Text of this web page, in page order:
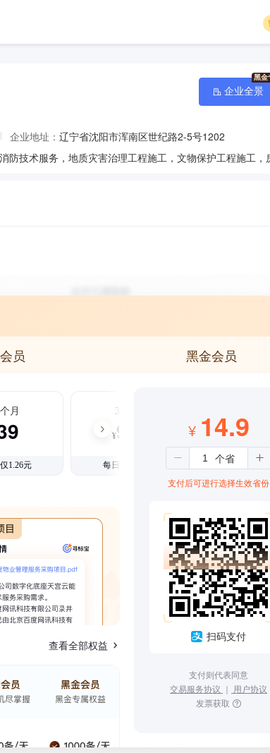
企业地址： 辽宁省沈阳市浑南区世纪路2-5号1202
企业全景
员 黑金会员
月
1.26元
3个月
¥99
每日仅1.08元
查看全部权益
¥ 14.9
支付后可进行选择生效省份
扫码支付
支付则代表同意
交易服务协议 ｜ 用户协议
发票获取